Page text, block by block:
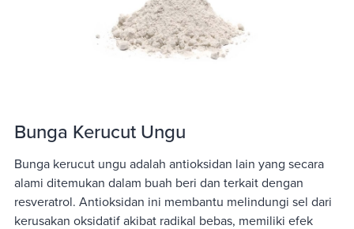
Bunga Kerucut Ungu
Bunga kerucut ungu adalah antioksidan lain yang secara
alami ditemukan dalam buah beri dan terkait dengan
resveratrol. Antioksidan ini membantu melindungi sel dari
kerusakan oksidatif akibat radikal bebas, memiliki efek